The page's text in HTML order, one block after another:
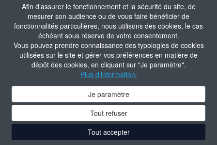
Afin d’assurer le fonctionnement et la sécurité du site, de
mesurer son audience ou de vous faire bénéficier de
fonctionnalités particulières, nous utilisons des cookies, le cas
échéant sous réserve de votre consentement.
Vous pouvez prendre connaissance des typologies de cookies
utilisées sur le site et gérer vos préférences en matière de
dépôt des cookies, en cliquant sur "Je paramètre".
Plus d'information.
Je paramètre
Tout refuser
Tout accepter